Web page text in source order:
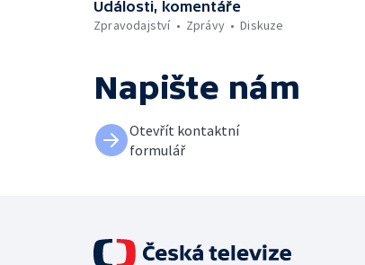
Události, komentáře
Zpravodajství
Zprávy Diskuze
Napište nám
Otevřít kontaktní
formulář